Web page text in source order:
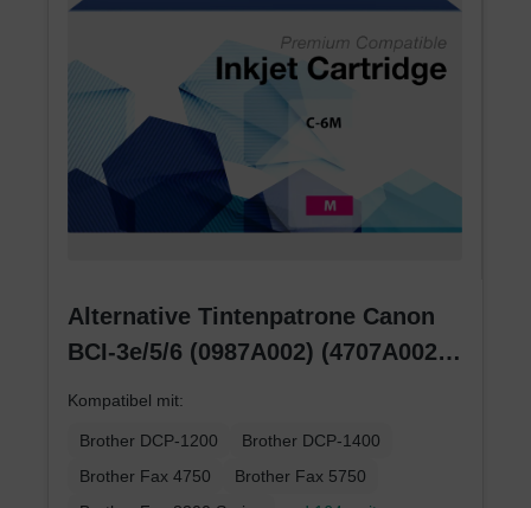
Alternative Tintenpatrone Canon
BCI-3e/5/6 (0987A002) (4707A002)
Kompatibel mit:
Brother DCP-1200
Brother DCP-1400
Brother Fax 4750
Brother Fax 5750